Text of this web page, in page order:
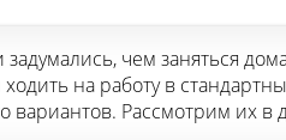
чем заняться
на работу в
вариантов. Рассмотрим их в